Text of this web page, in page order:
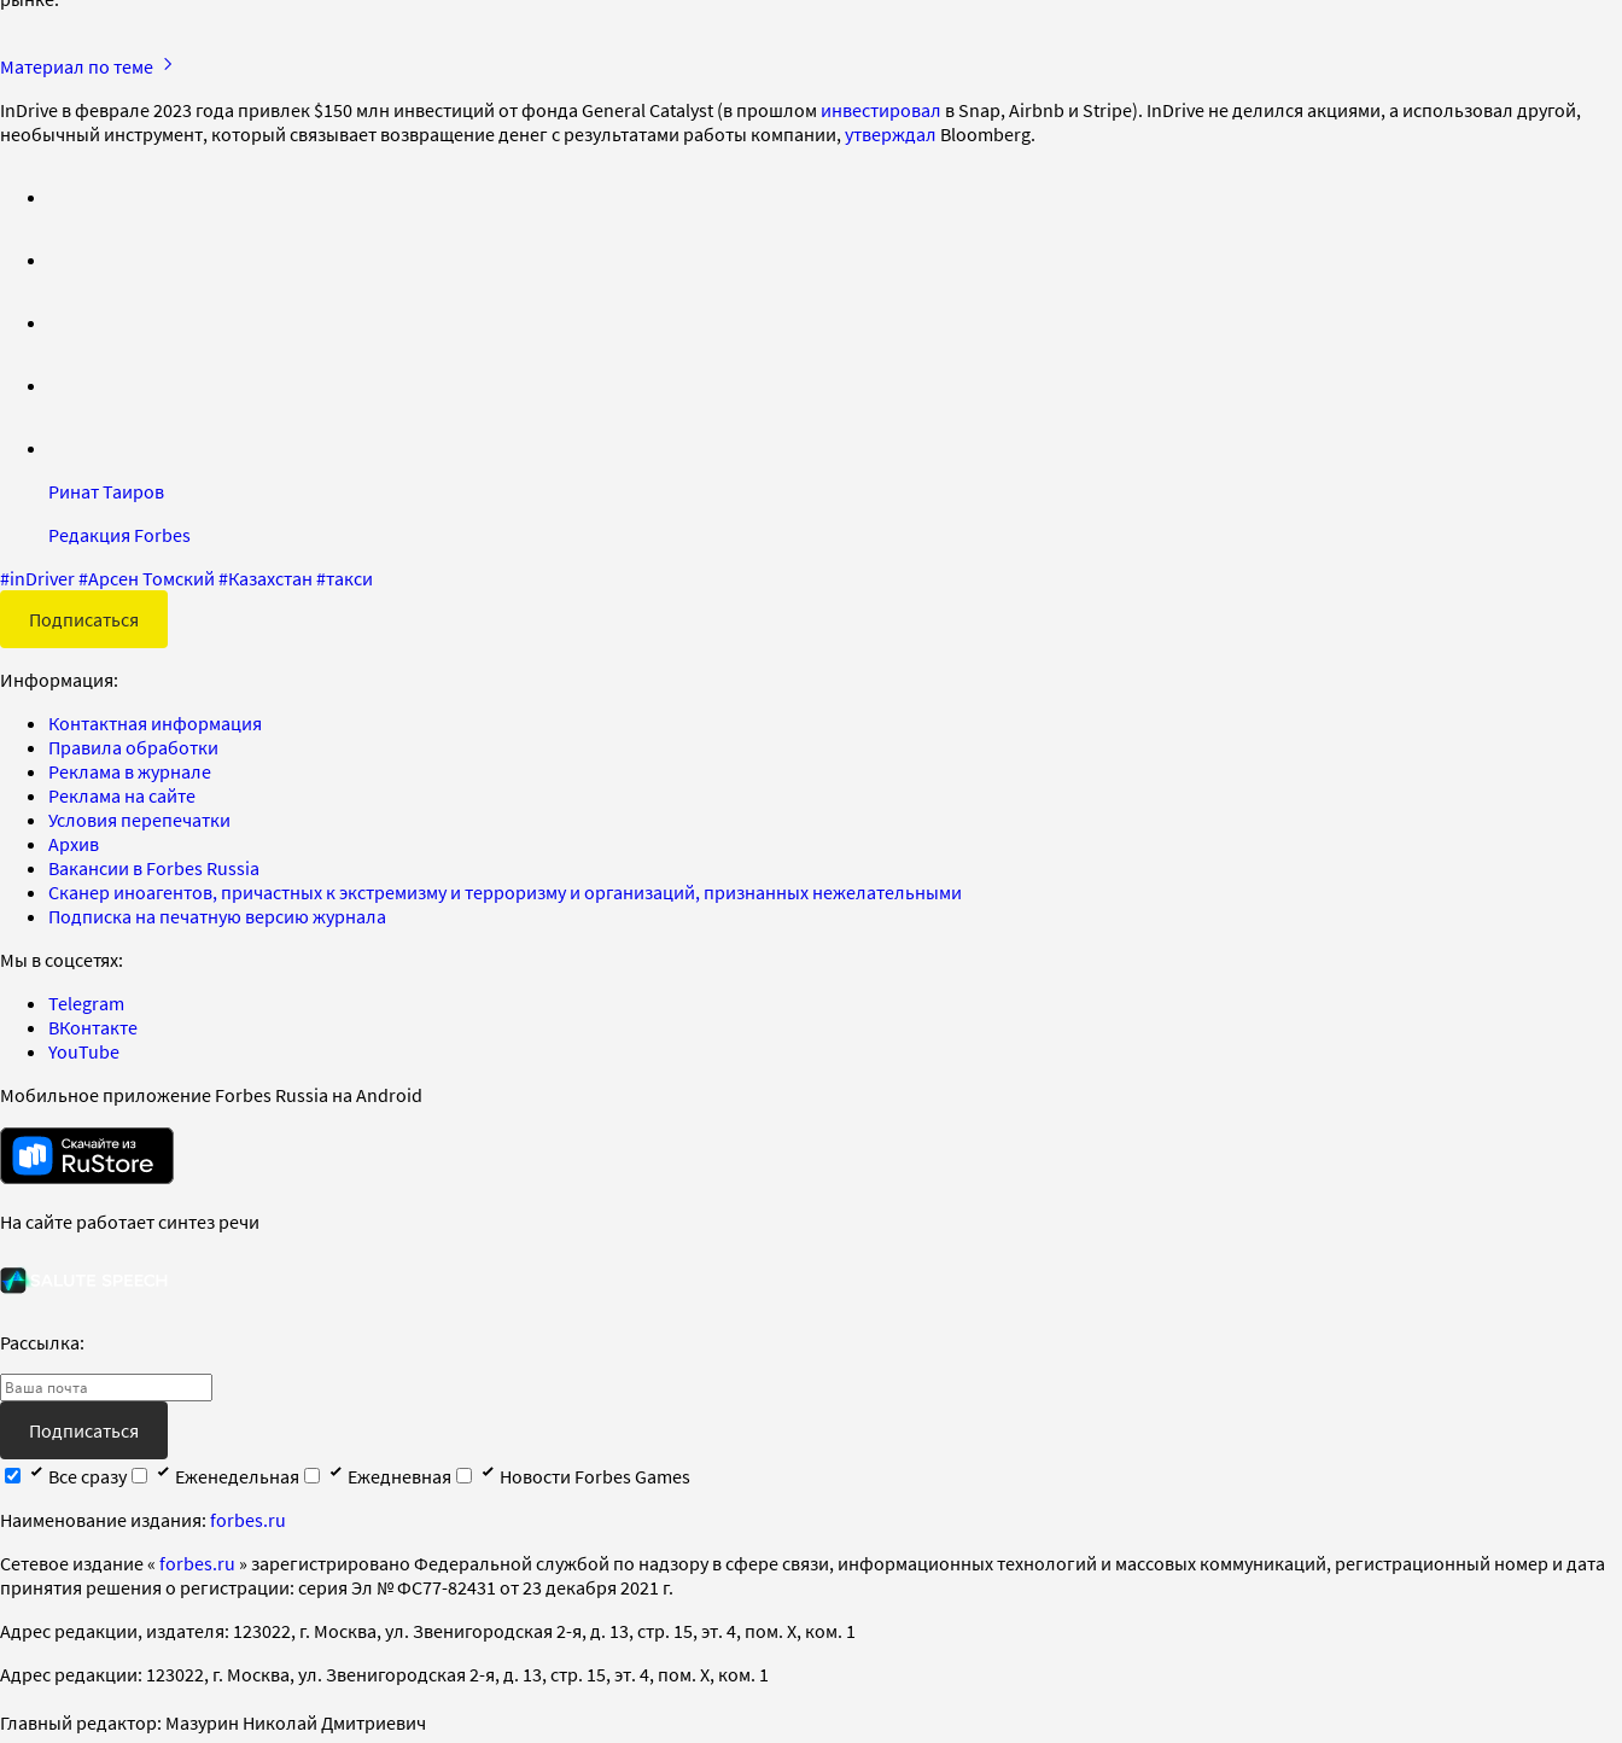
Материал по теме
InDrive в феврале 2023 года привлек $150 млн инвестиций от фонда General Catalyst (в прошлом инвестировал в Snap, Airbnb и Stripe). InDrive не делился акциями, а использовал другой,
необычный инструмент, который связывает возвращение денег с результатами работы компании, утверждал Bloomberg.
Ринат Таиров
Редакция Forbes
#inDriver#Арсен Томский #Казахстан #такси
Подписаться
Информация:
Контактная информация
Правила обработки
Реклама в журнале
Реклама на сайте
Условия перепечатки
Архив
Вакансии в Forbes Russia
Сканер иноагентов, причастных к экстремизму и терроризму и организаций, признанных нежелательными
Подписка на печатную версию журнала
Мы в соцсетях:
Telegram
ВКонтакте
YouTube
Мобильное приложение Forbes Russia на Android
На сайте работает синтез речи
Рассылка:
Подписаться
Все сразу
Еженедельная Ежедневная
Новости Forbes Games
Наименование издания: forbes.ru
Cетевое издание « forbes.ru » зарегистрировано Федеральной службой по надзору в сфере связи, информационных технологий и массовых коммуникаций, регистрационный номер и дата
принятия решения о регистрации: серия Эл № ФС77-82431 от 23 декабря 2021 г.
Адрес редакции, издателя: 123022, г. Москва, ул. Звенигородская 2-я, д. 13, стр. 15, эт. 4, пом. X, ком. 1
Адрес редакции: 123022, г. Москва, ул. Звенигородская 2-я, д. 13, стр. 15, эт. 4, пом. X, ком. 1
Главный редактор: Мазурин Николай Дмитриевич